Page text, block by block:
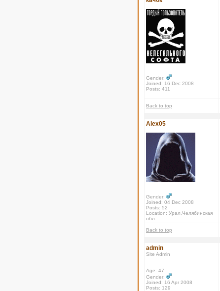
Gender:
Joined: 16 Dec 2008
Posts: 411
Back to top
Alex05
Gender:
Joined: 04 Dec 2008
Posts: 52
Location: Урал,Челябинская
обл.
Back to top
admin
Site Admin
Age: 47
Gender:
Joined: 16 Apr 2008
Posts: 129